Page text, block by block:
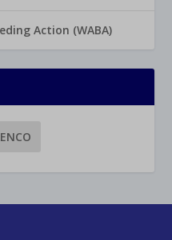
Action (WABA)